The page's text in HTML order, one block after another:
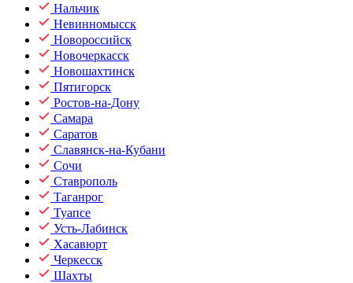
Нальчик
Невинномысск
Новороссийск
Новочеркасск
Новошахтинск
Пятигорск
Ростов-на-Дону
Самара
Саратов
Славянск-на-Кубани
Сочи
Ставрополь
Таганрог
Туапсе
Усть-Лабинск
Хасавюрт
Черкесск
Шахты